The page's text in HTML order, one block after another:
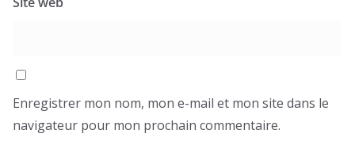
Enregistrer mon nom, mon e-mail et mon site dans le
navigateur pour mon prochain commentaire.